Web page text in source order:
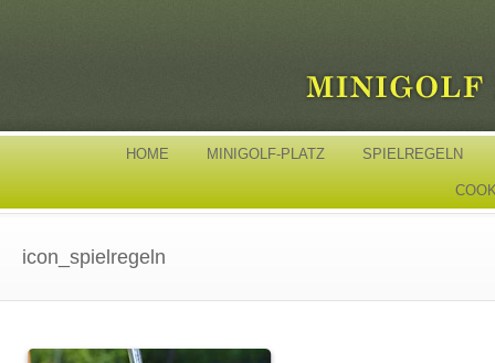
HOME MINIGOLF-PLATZ SPIELREGELN
icon_spielregeln